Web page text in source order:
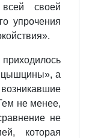
своей
упрочения
а
не менее,
не
которая